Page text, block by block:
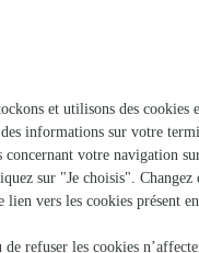
à Valleroy